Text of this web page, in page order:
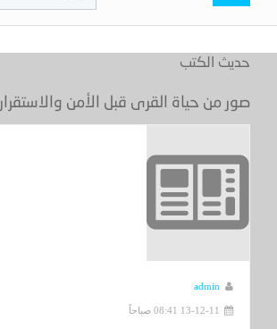
navigation
حديث الكتب
صور من حياة القرى قبل الأمن والاستقرار
admin
13-12-11 08:41 صباحاً